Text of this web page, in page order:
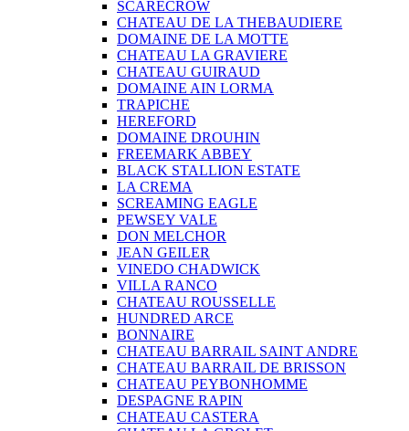
SCARECROW
CHATEAU DE LA THEBAUDIERE
DOMAINE DE LA MOTTE
CHATEAU LA GRAVIERE
CHATEAU GUIRAUD
DOMAINE AIN LORMA
TRAPICHE
HEREFORD
DOMAINE DROUHIN
FREEMARK ABBEY
BLACK STALLION ESTATE
LA CREMA
SCREAMING EAGLE
PEWSEY VALE
DON MELCHOR
JEAN GEILER
VINEDO CHADWICK
VILLA RANCO
CHATEAU ROUSSELLE
HUNDRED ARCE
BONNAIRE
CHATEAU BARRAIL SAINT ANDRE
CHATEAU BARRAIL DE BRISSON
CHATEAU PEYBONHOMME
DESPAGNE RAPIN
CHATEAU CASTERA